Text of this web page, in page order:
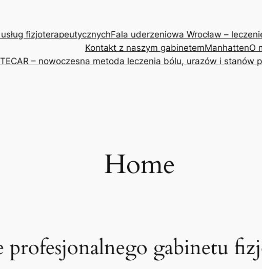
fizjoterapeutycznychFala uderzeniowa Wrocław –
Kontakt z naszym gabinetemManhattenO
– nowoczesna metoda leczenia bólu, urazów i stanów
Home
gabinetu